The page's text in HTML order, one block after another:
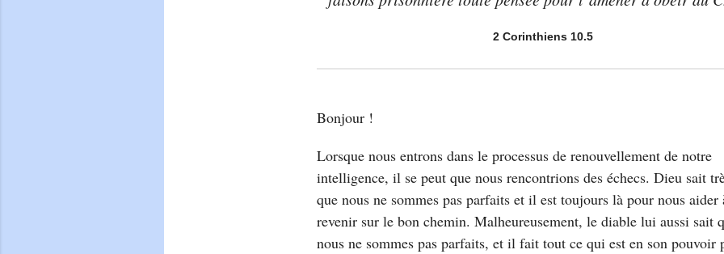
2 Corinthiens 10.5
Bonjour !
Lorsque nous entrons dans le processus de renouvellement de notre
intelligence, il se peut que nous rencontrions des échecs. Dieu sait
que nous ne sommes pas parfaits et il est toujours là pour nous aider
revenir sur le bon chemin. Malheureusement, le diable lui aussi sait
nous ne sommes pas parfaits, et il fait tout ce qui est en son pouvoir